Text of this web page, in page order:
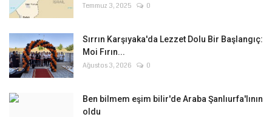
Temmuz 3, 2025 0
Sırrın Karşıyaka'da Lezzet Dolu Bir Başlangıç:
Moi Fırın...
Ağustos 3, 2026 0
Ben bilmem eşim bilir'de Araba Şanlıurfa'lının
oldu